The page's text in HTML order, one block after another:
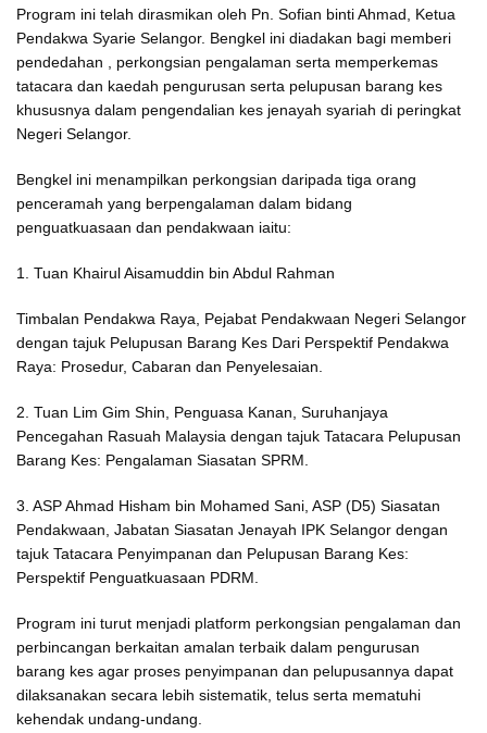
Program ini telah dirasmikan oleh Pn. Sofian binti Ahmad, Ketua
Pendakwa Syarie Selangor. Bengkel ini diadakan bagi memberi
pendedahan , perkongsian pengalaman serta memperkemas
tatacara dan kaedah pengurusan serta pelupusan barang kes
khususnya dalam pengendalian kes jenayah syariah di peringkat
Negeri Selangor.
Bengkel ini menampilkan perkongsian daripada tiga orang
penceramah yang berpengalaman dalam bidang
penguatkuasaan dan pendakwaan iaitu:
1. Tuan Khairul Aisamuddin bin Abdul Rahman
Timbalan Pendakwa Raya, Pejabat Pendakwaan Negeri Selangor
dengan tajuk Pelupusan Barang Kes Dari Perspektif Pendakwa
Raya: Prosedur, Cabaran dan Penyelesaian.
2. Tuan Lim Gim Shin, Penguasa Kanan, Suruhanjaya
Pencegahan Rasuah Malaysia dengan tajuk Tatacara Pelupusan
Barang Kes: Pengalaman Siasatan SPRM.
3. ASP Ahmad Hisham bin Mohamed Sani, ASP (D5) Siasatan
Pendakwaan, Jabatan Siasatan Jenayah IPK Selangor dengan
tajuk Tatacara Penyimpanan dan Pelupusan Barang Kes:
Perspektif Penguatkuasaan PDRM.
Program ini turut menjadi platform perkongsian pengalaman dan
perbincangan berkaitan amalan terbaik dalam pengurusan
barang kes agar proses penyimpanan dan pelupusannya dapat
dilaksanakan secara lebih sistematik, telus serta mematuhi
kehendak undang-undang.